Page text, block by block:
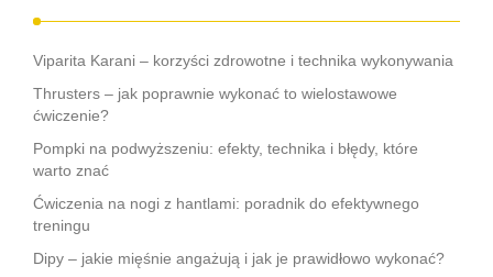
Viparita Karani – korzyści zdrowotne i technika wykonywania
Thrusters – jak poprawnie wykonać to wielostawowe
ćwiczenie?
Pompki na podwyższeniu: efekty, technika i błędy, które
warto znać
Ćwiczenia na nogi z hantlami: poradnik do efektywnego
treningu
Dipy – jakie mięśnie angażują i jak je prawidłowo wykonać?